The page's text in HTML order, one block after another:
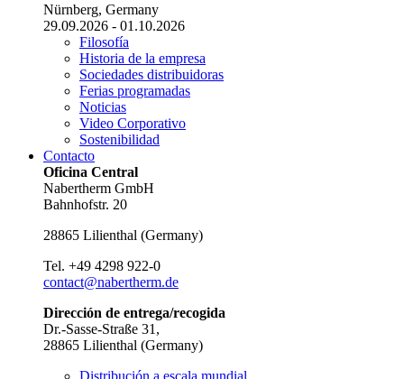
Nürnberg, Germany
29.09.2026 - 01.10.2026
Filosofía
Historia de la empresa
Sociedades distribuidoras
Ferias programadas
Noticias
Video Corporativo
Sostenibilidad
Contacto
Oficina Central
Nabertherm GmbH
Bahnhofstr. 20
28865 Lilienthal (Germany)
Tel. +49 4298 922-0
contact@nabertherm.de
Dirección de entrega/recogida
Dr.-Sasse-Straße 31,
28865 Lilienthal (Germany)
Distribución a escala mundial